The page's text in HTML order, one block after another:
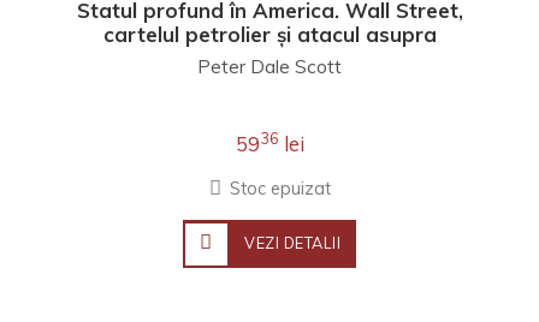
Statul profund în America. Wall Street,
cartelul petrolier și atacul asupra
democrației
Peter Dale Scott
5936 lei
Stoc epuizat
VEZI DETALII